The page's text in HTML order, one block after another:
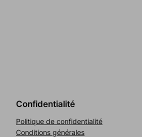
Confidentialité
Politique de confidentialité
Conditions générales